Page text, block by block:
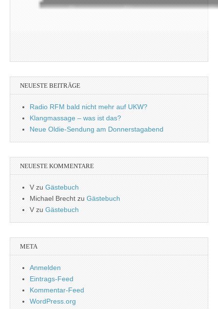
NEUESTE BEITRÄGE
Radio RFM bald nicht mehr auf UKW?
Klangmassage – was ist das?
Neue Oldie-Sendung am Donnerstagabend
NEUESTE KOMMENTARE
V zu Gästebuch
Michael Brecht zu Gästebuch
Vzu Gästebuch
META
Anmelden
Eintrags-Feed
Kommentar-Feed
WordPress.org